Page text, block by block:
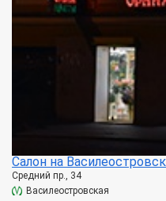
Салон на
Средний пр., 34
Василеостровская